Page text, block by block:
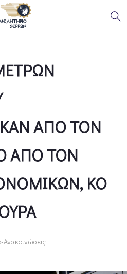
ΑΠΟ ΤΟΝ
ΑΠΟ ΤΟΝ
ΚΟ
Ανακοινώσεις